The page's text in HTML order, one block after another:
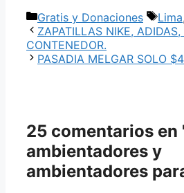
Categorías
Gratis y Donaciones Lima,
ZAPATILLAS NIKE,
CONTENEDOR.
PASADIA MELGAR SOLO
25 comentarios en
ambientadores y
ambientadores